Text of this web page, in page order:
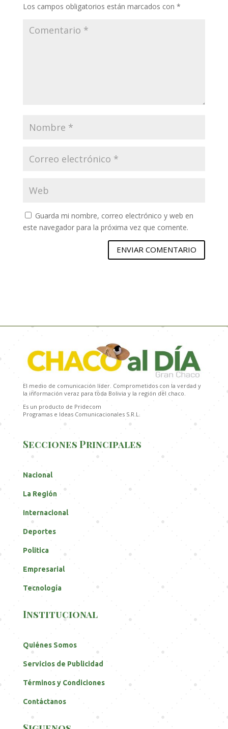
Los campos obligatorios están marcados con *
Guarda mi nombre, correo electrónico y web en
este navegador para la próxima vez que comente.
ENVIAR COMENTARIO
El medio de comunicación líder. Comprometidos con la verdad y
la información veraz para toda Bolivia y la región del chaco.
Es un producto de Pridecom
Programas e Ideas Comunicacionales S.R.L.
Secciones Principales
Nacional
La Región
Internacional
Deportes
Politica
Empresarial
Tecnología
Institucional
Quiénes Somos
Servicios de Publicidad
Términos y Condiciones
Contáctanos